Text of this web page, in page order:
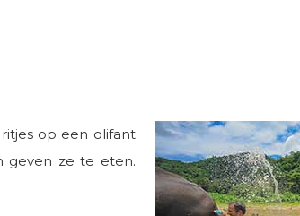
op een olifant
geven ze te eten.